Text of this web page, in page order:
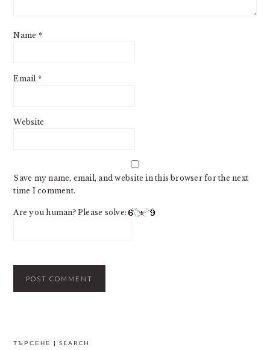
Name *
Email *
Website
Save my name, email, and website in this browser for the next
time I comment.
Are you human? Please solve:
ТЪРСЕНЕ | SEARCH